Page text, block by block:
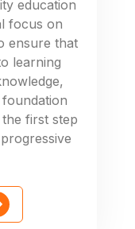
education
focus on
ensure that
learning
first step